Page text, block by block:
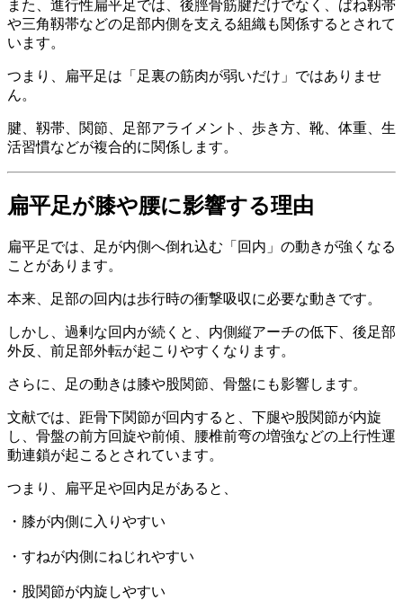
また、進行性扁平足では、後脛骨筋腱だけでなく、ばね靱帯
や三角靱帯などの足部内側を支える組織も関係するとされて
います。
つまり、扁平足は「足裏の筋肉が弱いだけ」ではありませ
ん。
腱、靱帯、関節、足部アライメント、歩き方、靴、体重、生
活習慣などが複合的に関係します。
扁平足が膝や腰に影響する理由
扁平足では、足が内側へ倒れ込む「回内」の動きが強くなる
ことがあります。
本来、足部の回内は歩行時の衝撃吸収に必要な動きです。
しかし、過剰な回内が続くと、内側縦アーチの低下、後足部
外反、前足部外転が起こりやすくなります。
さらに、足の動きは膝や股関節、骨盤にも影響します。
文献では、距骨下関節が回内すると、下腿や股関節が内旋
し、骨盤の前方回旋や前傾、腰椎前弯の増強などの上行性運
動連鎖が起こるとされています。
つまり、扁平足や回内足があると、
・膝が内側に入りやすい
・すねが内側にねじれやすい
・股関節が内旋しやすい